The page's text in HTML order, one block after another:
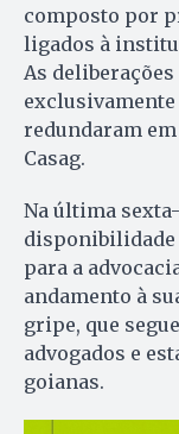
composto por
ligados à
As
redundaram
Casag.
Na última
disponibilidade
para a
andamento à
gripe, que
advogados e
goianas.